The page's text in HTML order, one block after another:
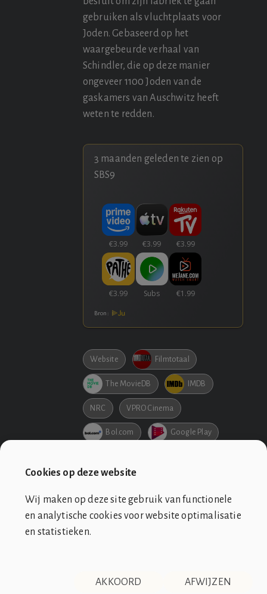
Cookies op deze website
Wij maken op deze site gebruik van functionele
en analytische cookies voor website optimalisatie
en statistieken.
AFWIJZEN
AKKOORD
gebruiken als vluchtplaats voor
Joden. Gebaseerd op het
waargebeurde verhaal van
Schindler, die op deze manier
ongeveer 1100 Joden van de
gaskamers van Auschwitz heeft
weten te redden.
3 maanden geleden te zien op
SBS9
Bron:
Website Filmtotaal
The MovieDB IMDB
NRC VPRO Cinema
Bol.com Google Play
DISCLAIMER & PRIVACY
RSS